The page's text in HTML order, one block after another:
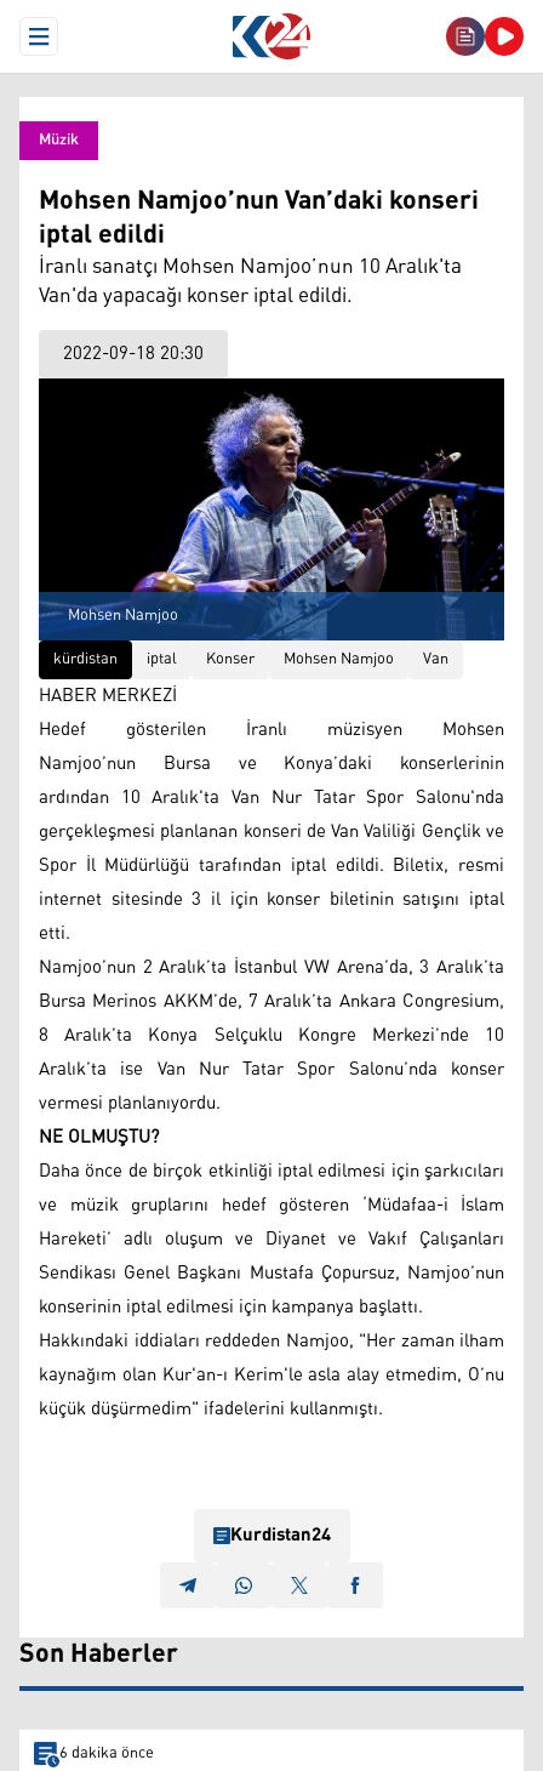
Open Menu
Müzik
Mohsen Namjoo’nun Van’daki konseri
iptal edildi
İranlı sanatçı Mohsen Namjoo’nun 10 Aralık'ta
Van'da yapacağı konser iptal edildi.
2022-09-18 20:30
Mohsen Namjoo
kürdistan
iptal Konser Mohsen Namjoo Van
HABER MERKEZİ
Hedef gösterilen İranlı müzisyen Mohsen
Namjoo’nun Bursa ve Konya’daki konserlerinin
ardından 10 Aralık'ta Van Nur Tatar Spor Salonu'nda
gerçekleşmesi planlanan konseri de Van Valiliği Gençlik ve
Spor İl Müdürlüğü tarafından iptal edildi. Biletix, resmi
internet sitesinde 3 il için konser biletinin satışını iptal
etti.
Namjoo’nun 2 Aralık’ta İstanbul VW Arena’da, 3 Aralık’ta
Bursa Merinos AKKM’de, 7 Aralık’ta Ankara Congresium,
8 Aralık’ta Konya Selçuklu Kongre Merkezi’nde 10
Aralık’ta ise Van Nur Tatar Spor Salonu’nda konser
vermesi planlanıyordu.
NE OLMUŞTU?
Daha önce de birçok etkinliği iptal edilmesi için şarkıcıları
ve müzik gruplarını hedef gösteren ‘Müdafaa-i İslam
Hareketi’ adlı oluşum ve Diyanet ve Vakıf Çalışanları
Sendikası Genel Başkanı Mustafa Çopursuz, Namjoo’nun
konserinin iptal edilmesi için kampanya başlattı.
Hakkındaki iddiaları reddeden Namjoo, "Her zaman ilham
kaynağım olan Kur'an-ı Kerim'le asla alay etmedim, O’nu
küçük düşürmedim" ifadelerini kullanmıştı.
Kurdistan24
Son Haberler
6 dakika önce